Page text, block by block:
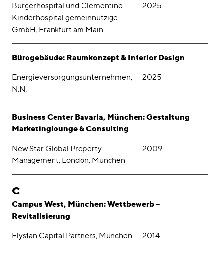
Bürgerhospital und Clementine
Kinderhospital gemeinnützige
GmbH, Frankfurt am Main
2025
Bürogebäude: Raumkonzept & Interior Design
Energieversorgungsunternehmen,
N.N.
2025
Business Center Bavaria, München: Gestaltung
Marketinglounge & Consulting
New Star Global Property
Management, London, München
2009
C
Campus West, München: Wettbewerb –
Revitalisierung
Elystan Capital Partners, München 2014